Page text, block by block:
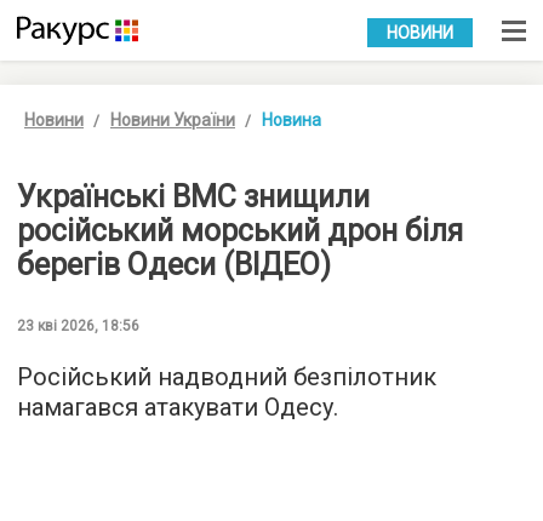
УКР РУС
НОВИНИ
Новини Новини України Новина
Українські ВМС знищили
російський морський дрон біля
берегів Одеси (ВІДЕО)
23 кві 2026, 18:56
Російський надводний безпілотник
намагався атакувати Одесу.